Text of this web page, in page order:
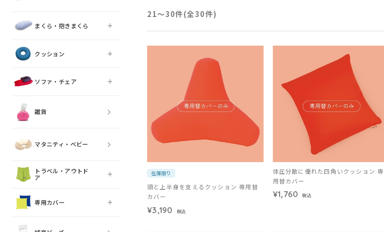
21〜30件(全30件)
在庫限り
頭と上半身を支えるクッション 専用替
カバー
¥3,190 税込
体圧分散に優れた四角いクッション 専
用替カバー
¥1,760 税込
まくら・抱きまくら
クッション
ソファ・チェア
雑貨
マタニティ・ベビー
トラベル・アウトド
ア
専用カバー